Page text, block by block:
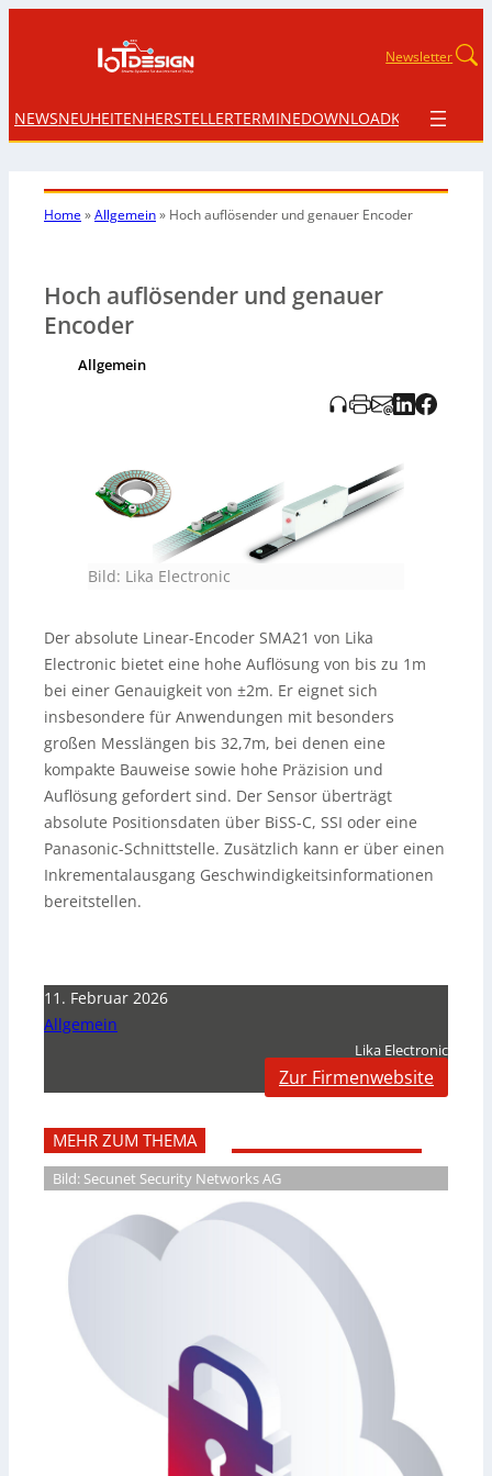
Newsletter
NEWSNEUHEITENHERSTELLERTERMINEDOWNLOADKONTAKT
Home»Allgemein» Hoch auflösender und genauer Encoder
Hoch auflösender und genauer
Encoder
Allgemein
Bild: Lika Electronic
Der absolute Linear-Encoder SMA21 von Lika
Electronic bietet eine hohe Auflösung von bis zu 1m
bei einer Genauigkeit von ±2m. Er eignet sich
insbesondere für Anwendungen mit besonders
großen Messlängen bis 32,7m, bei denen eine
kompakte Bauweise sowie hohe Präzision und
Auflösung gefordert sind. Der Sensor überträgt
absolute Positionsdaten über BiSS-C, SSI oder eine
Panasonic-Schnittstelle. Zusätzlich kann er über einen
Inkrementalausgang Geschwindigkeitsinformationen
bereitstellen.
11. Februar 2026
Allgemein
Lika Electronic
Zur Firmenwebsite
MEHR ZUM THEMA
Bild: Secunet Security Networks AG